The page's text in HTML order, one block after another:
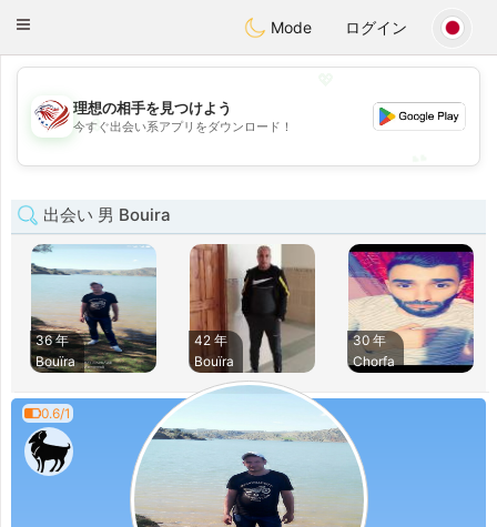
StatesDating
Toggle
Mode ログイン
💖
💕
理想の相手を見つけよう
今すぐ出会い系アプリをダウンロード！
出会い 男 Bouira
36 年
Bouïra
42 年
Bouïra
30 年
Chorfa
0.6/1